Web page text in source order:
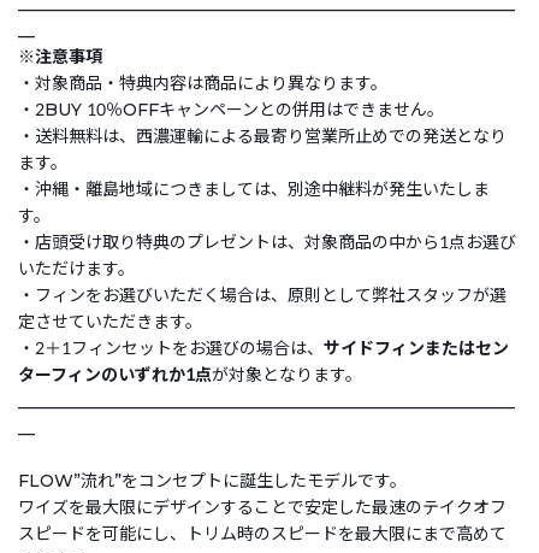
※注意事項
・対象商品・特典内容は商品により異なります。
・2BUY 10％OFFキャンペーンとの併用はできません。
・送料無料は、西濃運輸による最寄り営業所止めでの発送となり
ます。
・沖縄・離島地域につきましては、別途中継料が発生いたしま
す。
・店頭受け取り特典のプレゼントは、対象商品の中から1点お選び
いただけます。
・フィンをお選びいただく場合は、原則として弊社スタッフが選
定させていただきます。
・2＋1フィンセットをお選びの場合は、 サイドフィンまたはセン
ターフィンのいずれか1点が対象となります。
FLOW”流れ”をコンセプトに誕生したモデルです。
ワイズを最大限にデザインすることで安定した最速のテイクオフ
スピードを可能にし、トリム時のスピードを最大限にまで高めて